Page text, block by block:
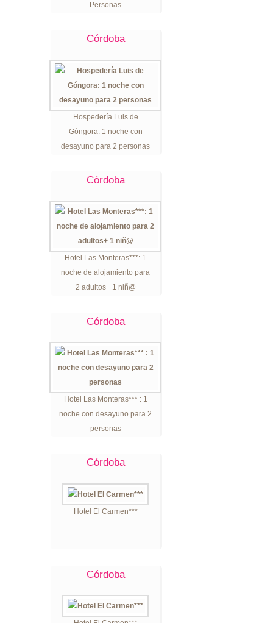
Personas
Córdoba
Hospedería Luis de
Góngora: 1 noche con
desayuno para 2 personas
Córdoba
Hotel Las Monteras***: 1
noche de alojamiento para
2 adultos+ 1 niñ@
Córdoba
Hotel Las Monteras*** : 1
noche con desayuno para 2
personas
Córdoba
Hotel El Carmen***
Córdoba